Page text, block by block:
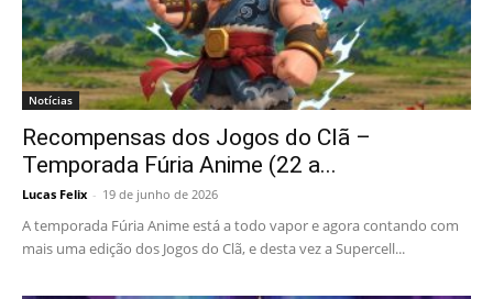
Notícias
Recompensas dos Jogos do Clã –
Temporada Fúria Anime (22 a...
Lucas Felix - 19 de junho de 2026
A temporada Fúria Anime está a todo vapor e agora contando com
mais uma edição dos Jogos do Clã, e desta vez a Supercell...